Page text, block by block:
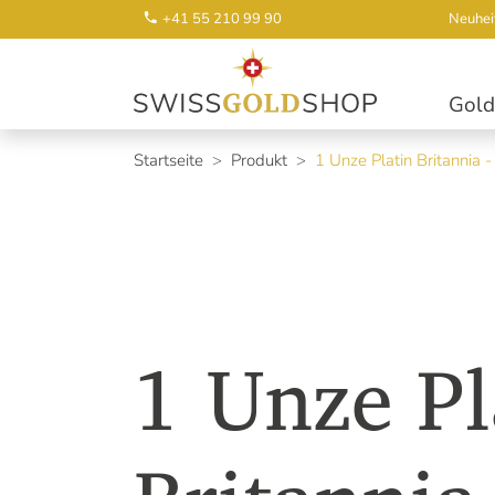
+41 55 210 99 90
Gold
Startseite Produkt 1 Unze Platin Britannia
1 Unze